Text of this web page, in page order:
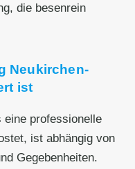
die besenrein
Neukirchen-
ist
eine professionelle
ist abhängig von
Gegebenheiten.